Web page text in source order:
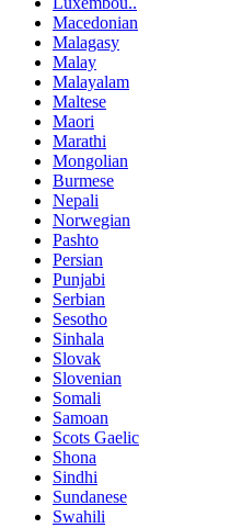
Macedonian
Malagasy
Malay
Malayalam
Maltese
Maori
Marathi
Mongolian
Burmese
Nepali
Norwegian
Pashto
Persian
Punjabi
Serbian
Sesotho
Sinhala
Slovak
Slovenian
Somali
Samoan
Scots Gaelic
Shona
Sindhi
Sundanese
Swahili